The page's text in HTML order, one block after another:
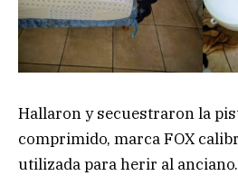
Hallaron y secuestraron la
comprimido, marca FOX
utilizada para herir al